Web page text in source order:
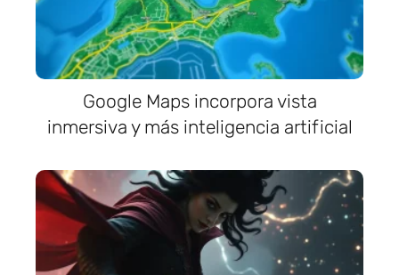
Google Maps incorpora vista
inmersiva y más inteligencia artificial